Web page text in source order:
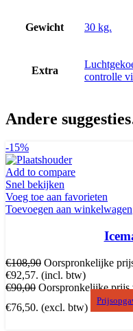
Gewicht 30 kg.
Extra
controlle
Andere
-15%
Add to compare
Snel bekijken
Voeg toe aan favorieten
Toevoegen aan winkelwagen
€108,90 Oorspronkelijke
€92,57. (incl. btw)
€90,00 Oorspronkelijke prijs
€76,50. (excl. btw)